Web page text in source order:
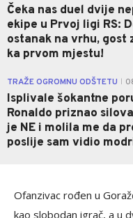
Čeka nas duel dvije
ekipe u Prvoj ligi RS:
ostanak na vrhu, gost
ka prvom mjestu!
TRAŽE OGROMNU ODŠTETU
Isplivale šokantne
Ronaldo priznao
je NE i molila me da
poslije sam vidio
Ofanzivac rođen u
kao slobodan igrač, a u